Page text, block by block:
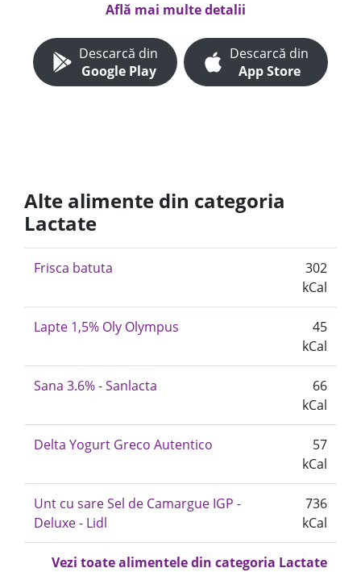
Află mai multe detalii
Descarcă din
Google Play
Descarcă din
App Store
Alte alimente din categoria
Lactate
Frisca batuta
302
kCal
Lapte 1,5% Oly Olympus
45
kCal
Sana 3.6% - Sanlacta
66
kCal
Delta Yogurt Greco Autentico
57
kCal
Unt cu sare Sel de Camargue IGP -
Deluxe - Lidl
736
kCal
Vezi toate alimentele din categoria Lactate